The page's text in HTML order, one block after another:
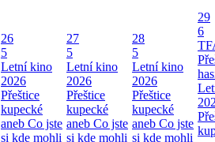
26
5
Letní kino
2026
Přeštice
kupecké
aneb Co jste
si kde mohli
27
5
Letní kino
2026
Přeštice
kupecké
aneb Co jste
si kde mohli
28
5
Letní kino
2026
Přeštice
kupecké
aneb Co jste
si kde mohli
29
6